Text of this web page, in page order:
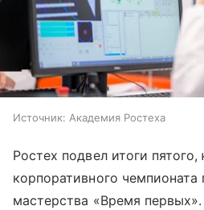
Источник: Академия Ростеха
Ростех подвел итоги
корпоративного чемпионата
мастерства «Время